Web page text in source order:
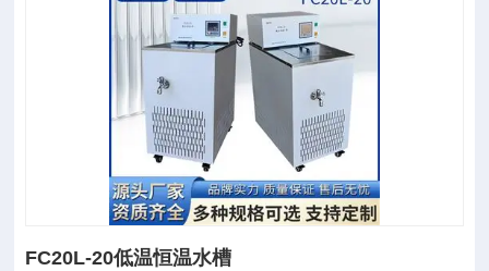
FC20L-20低温恒温水槽